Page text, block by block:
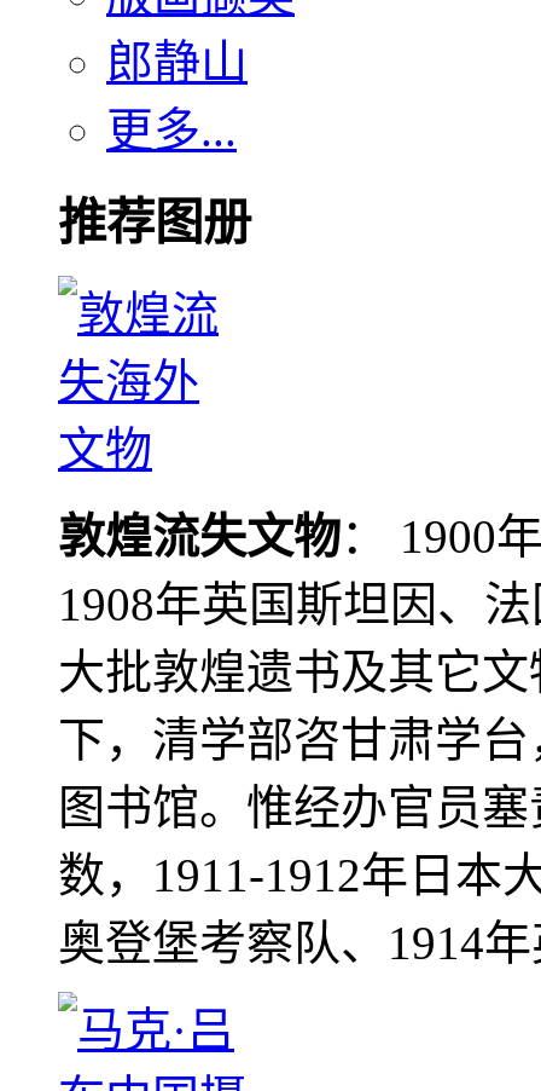
郎静山
更多...
推荐图册
敦煌流失文物： 1900
1908年英国斯坦因、
大批敦煌遗书及其它
下，清学部咨甘肃学
图书馆。惟经办官员
数，1911-1912年日本
奥登堡考察队、1914